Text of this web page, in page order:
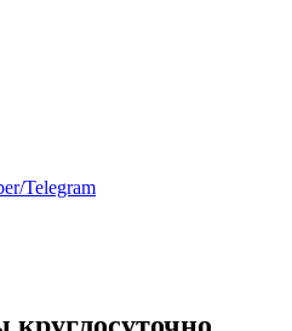
Telegram